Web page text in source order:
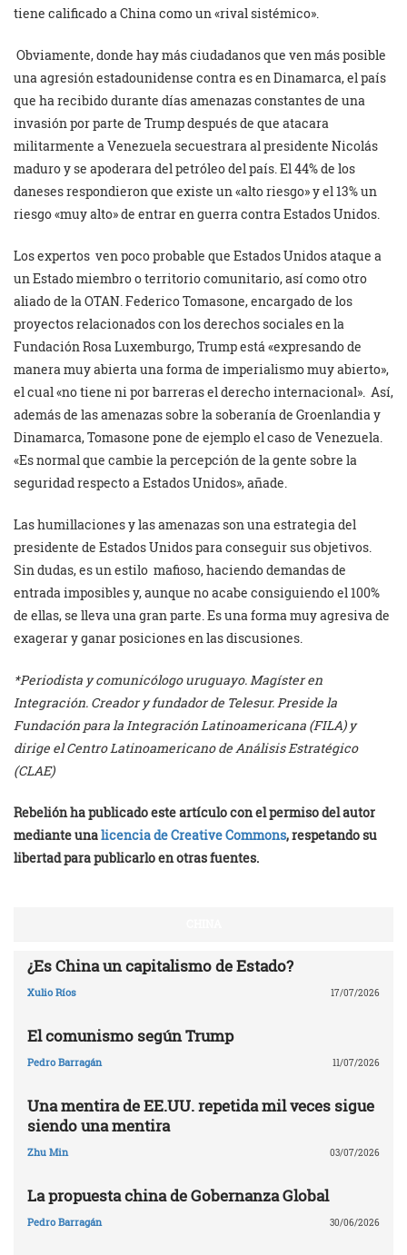
tiene calificado a China como un «rival sistémico».
Obviamente, donde hay más ciudadanos que ven más posible
una agresión estadounidense contra es en Dinamarca, el país
que ha recibido durante días amenazas constantes de una
invasión por parte de Trump después de que atacara
militarmente a Venezuela secuestrara al presidente Nicolás
maduro y se apoderara del petróleo del país. El 44% de los
daneses respondieron que existe un «alto riesgo» y el 13% un
riesgo «muy alto» de entrar en guerra contra Estados Unidos.
Los expertos ven poco probable que Estados Unidos ataque a
un Estado miembro o territorio comunitario, así como otro
aliado de la OTAN. Federico Tomasone, encargado de los
proyectos relacionados con los derechos sociales en la
Fundación Rosa Luxemburgo, Trump está «expresando de
manera muy abierta una forma de imperialismo muy abierto»,
el cual «no tiene ni por barreras el derecho internacional». Así,
además de las amenazas sobre la soberanía de Groenlandia y
Dinamarca, Tomasone pone de ejemplo el caso de Venezuela.
«Es normal que cambie la percepción de la gente sobre la
seguridad respecto a Estados Unidos», añade.
Las humillaciones y las amenazas son una estrategia del
presidente de Estados Unidos para conseguir sus objetivos.
Sin dudas, es un estilo mafioso, haciendo demandas de
entrada imposibles y, aunque no acabe consiguiendo el 100%
de ellas, se lleva una gran parte. Es una forma muy agresiva de
exagerar y ganar posiciones en las discusiones.
*Periodista y comunicólogo uruguayo. Magíster en
Integración. Creador y fundador de Telesur. Preside la
Fundación para la Integración Latinoamericana (FILA) y
dirige el Centro Latinoamericano de Análisis Estratégico
(CLAE)
Rebelión ha publicado este artículo con el permiso del autor
mediante unalicencia de Creative Commons, respetando su
libertad para publicarlo en otras fuentes.
¿Es China un capitalismo de Estado?
Xulio Ríos 17/07/2026
El comunismo según Trump
Pedro Barragán 11/07/2026
Una mentira de EE.UU. repetida mil veces sigue
siendo una mentira
Zhu Min 03/07/2026
La propuesta china de Gobernanza Global
Pedro Barragán 30/06/2026